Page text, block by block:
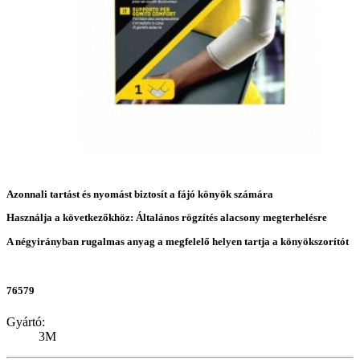
Azonnali tartást és nyomást biztosít a fájó könyök számára
Használja a következőkhöz: Általános rögzítés alacsony megterhelésre
A négyirányban rugalmas anyag a megfelelő helyen tartja a könyökszorítót
76579
Gyártó:
3M